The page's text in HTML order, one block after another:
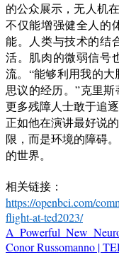
的公众展示，无人机
不仅能增强健全人的
能。人类与技术的结
活。肌肉的微弱信号
流。“能够利用我的
思议的经历。”克里
更多残障人士敢于追
正如他在演讲最好说
限，而是环境的障碍
的世界。
相关链接：
https://openbci.com/
flight-at-ted2023/
A Powerful New
Conor Russomanno |